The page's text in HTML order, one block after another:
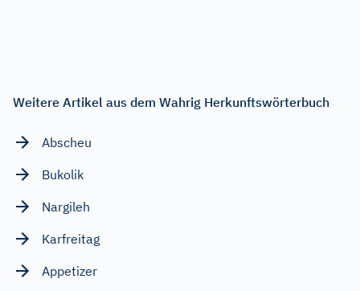
Weitere Artikel aus dem Wahrig Herkunftswörterbuch
Abscheu
Bukolik
Nargileh
Karfreitag
Appetizer